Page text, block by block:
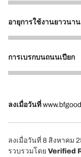
5
อายุการใช้งานยาวนาน
5
การเบรกบนถนนเปียก
5
ลงเมื่อวันที่
ลงเมื่อวันที่ 8 สิงหาคม
รวบรวมโดย Verified